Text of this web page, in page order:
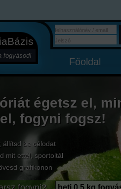
fogyásod!
Főoldal
égetsz el,
fogyni fogsz!
állítsd be célodat
mit ettél, sportoltál
grafikonon
heti 0.5 kg